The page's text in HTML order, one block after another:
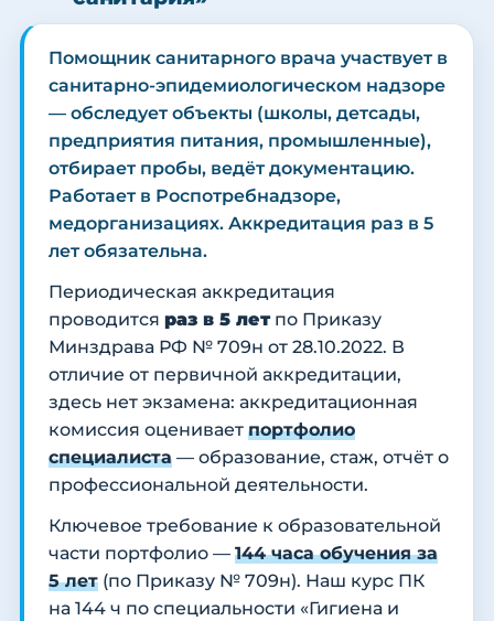
Помощник санитарного врача участвует в
санитарно-эпидемиологическом надзоре
— обследует объекты (школы, детсады,
предприятия питания, промышленные),
отбирает пробы, ведёт документацию.
Работает в Роспотребнадзоре,
медорганизациях. Аккредитация раз в 5
лет обязательна.
Периодическая аккредитация
проводится раз в 5 летпо Приказу
Минздрава РФ № 709н от 28.10.2022. В
отличие от первичной аккредитации,
здесь нет экзамена: аккредитационная
комиссия оценивает портфолио
специалиста — образование, стаж, отчёт о
профессиональной деятельности.
Ключевое требование к образовательной
части портфолио — 144 часа обучения за
5 лет (по Приказу № 709н). Наш курс ПК
на 144 ч по специальности «Гигиена и